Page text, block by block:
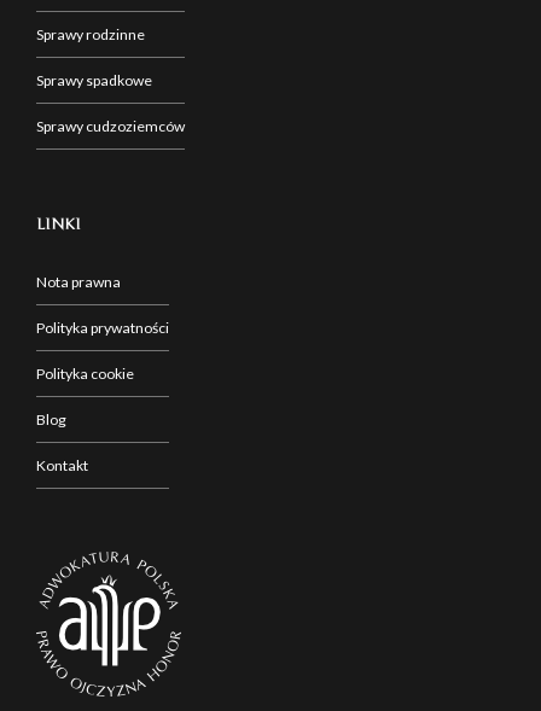
Sprawy rodzinne
Sprawy spadkowe
Sprawy cudzoziemców
LINKI
Nota prawna
Polityka prywatności
Polityka cookie
Blog
Kontakt